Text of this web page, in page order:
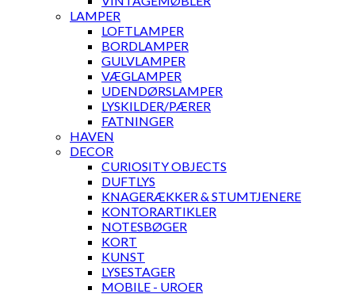
LAMPER
LOFTLAMPER
BORDLAMPER
GULVLAMPER
VÆGLAMPER
UDENDØRSLAMPER
LYSKILDER/PÆRER
FATNINGER
HAVEN
DECOR
CURIOSITY OBJECTS
DUFTLYS
KNAGERÆKKER & STUMTJENERE
KONTORARTIKLER
NOTESBØGER
KORT
KUNST
LYSESTAGER
MOBILE - UROER